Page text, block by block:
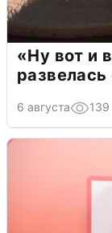
«Ну вот и
6 августа 139